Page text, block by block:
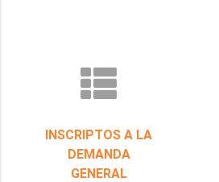
INSCRIPTOS A LA
DEMANDA
GENERAL